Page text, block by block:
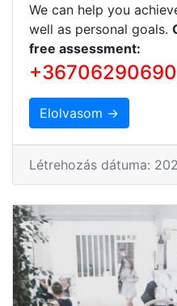
We can help you
well as personal goals.
free assessment:
+36706290690
Elolvasom →
Létrehozás dátuma: